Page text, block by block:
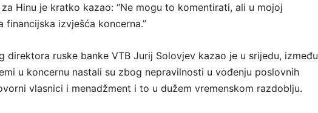
Hinu je kratko kazao: “Ne mogu to komentirati, ali u mojoj
izvješća koncerna.”
direktora ruske banke VTB Jurij Solovjev kazao je u srijedu, između
u koncernu nastali su zbog nepravilnosti u vođenju poslovnih
vlasnici i menadžment i to u dužem vremenskom razdoblju.